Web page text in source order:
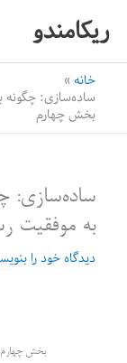
ریکامندو
خانه
ساده‌سازی: چگونه
بخش چهارم
ساده‌سازی:
به موفقیت
دیدگاه‌ خود را
بخش